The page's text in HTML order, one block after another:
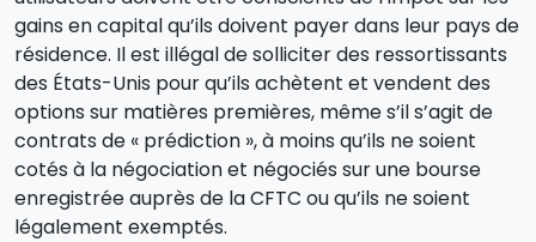
gains en capital qu’ils doivent payer dans leur pays de
résidence. Il est illégal de solliciter des ressortissants
des États-Unis pour qu’ils achètent et vendent des
options sur matières premières, même s’il s’agit de
contrats de « prédiction », à moins qu’ils ne soient
cotés à la négociation et négociés sur une bourse
enregistrée auprès de la CFTC ou qu’ils ne soient
légalement exemptés.